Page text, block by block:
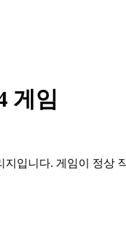
게임
입니다. 게임이 정상